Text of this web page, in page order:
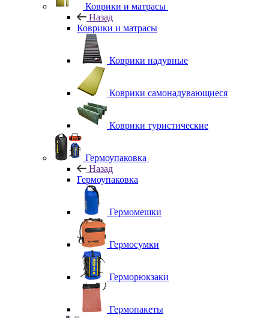
Коврики и матрасы
Назад
Коврики и матрасы
Коврики надувные
Коврики самонадувающиеся
Коврики туристические
Гермоупаковка
Назад
Гермоупаковка
Гермомешки
Гермосумки
Герморюкзаки
Гермопакеты